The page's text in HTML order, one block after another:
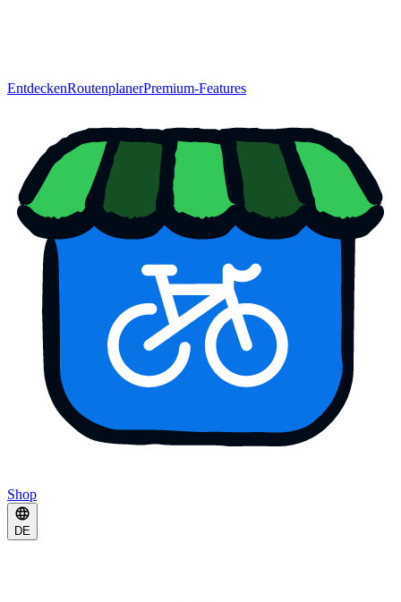
EntdeckenRoutenplanerPremium-Features
Shop
DE